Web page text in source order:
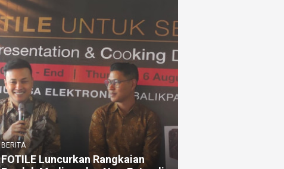
BERITA
FOTILE Luncurkan Rangkaian